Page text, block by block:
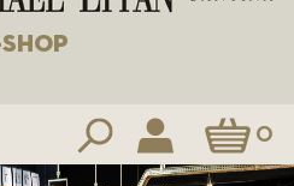
SHOP
Carrello0